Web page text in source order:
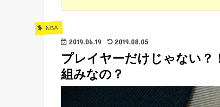
NBA
2019.06.19 2019.08.05
プレイヤーだけじゃない？
組みなの？